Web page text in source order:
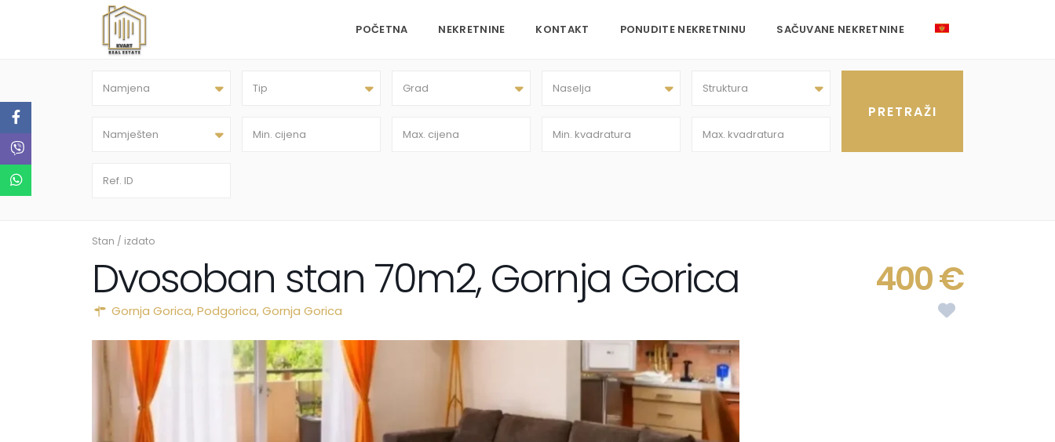
POČETNA NEKRETNINE KONTAKT PONUDITE NEKRETNINU SAČUVANE NEKRETNINE
Namjena Tip Grad Naselja Struktura
Namješten
Stan / izdato
Dvosoban stan 70m2, Gornja Gorica 400 €
Gornja Gorica,Podgorica,Gornja Gorica